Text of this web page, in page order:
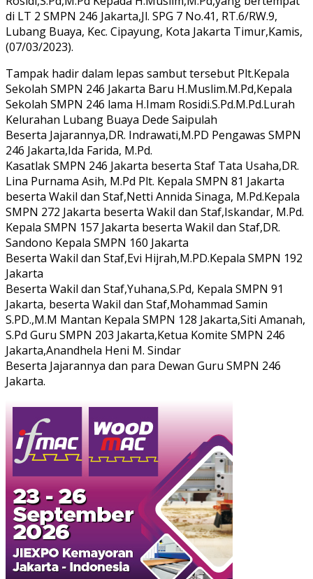
di LT 2 SMPN 246 Jakarta,Jl. SPG 7 No.41, RT.6/RW.9,
Lubang Buaya, Kec. Cipayung, Kota Jakarta Timur,Kamis,
(07/03/2023).
Tampak hadir dalam lepas sambut tersebut Plt.Kepala
Sekolah SMPN 246 Jakarta Baru H.Muslim.M.Pd,Kepala
Sekolah SMPN 246 lama H.Imam Rosidi.S.Pd.M.Pd.Lurah
Kelurahan Lubang Buaya Dede Saipulah
Beserta Jajarannya,DR. Indrawati,M.PD Pengawas SMPN
246 Jakarta,Ida Farida, M.Pd.
Kasatlak SMPN 246 Jakarta beserta Staf Tata Usaha,DR.
Lina Purnama Asih, M.Pd Plt. Kepala SMPN 81 Jakarta
beserta Wakil dan Staf,Netti Annida Sinaga, M.Pd.Kepala
SMPN 272 Jakarta beserta Wakil dan Staf,Iskandar, M.Pd.
Kepala SMPN 157 Jakarta beserta Wakil dan Staf,DR.
Sandono Kepala SMPN 160 Jakarta
Beserta Wakil dan Staf,Evi Hijrah,M.PD.Kepala SMPN 192
Jakarta
Beserta Wakil dan Staf,Yuhana,S.Pd, Kepala SMPN 91
Jakarta, beserta Wakil dan Staf,Mohammad Samin
S.PD.,M.M Mantan Kepala SMPN 128 Jakarta,Siti Amanah,
S.Pd Guru SMPN 203 Jakarta,Ketua Komite SMPN 246
Jakarta,Anandhela Heni M. Sindar
Beserta Jajarannya dan para Dewan Guru SMPN 246
Jakarta.